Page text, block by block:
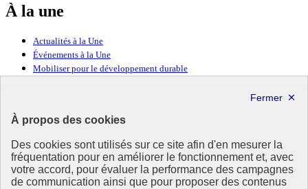
À propos des cookies
Des cookies sont utilisés sur ce site afin d'en mesurer la
fréquentation pour en améliorer le fonctionnement et, avec
votre accord, pour évaluer la performance des campagnes
de communication ainsi que pour proposer des contenus
À la une
Actualités à la Une
Événements à la Une
Mobiliser pour le développement durable
Ressources
Ressources
La Méth’ODD